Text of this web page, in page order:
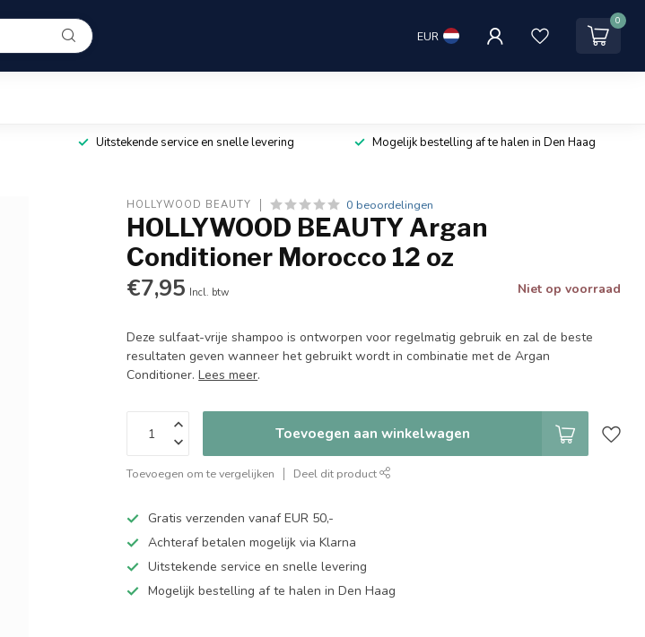
EUR
0
Uitstekende service en snelle levering Mogelijk bestelling af te halen in Den Haag
HOLLYWOOD BEAUTY 0 beoordelingen
HOLLYWOOD BEAUTY Argan
Conditioner Morocco 12 oz
€7,95 Incl. btw Niet op voorraad
Deze sulfaat-vrije shampoo is ontworpen voor regelmatig gebruik en zal de beste
resultaten geven wanneer het gebruikt wordt in combinatie met de Argan
Conditioner.Lees meer.
Toevoegen aan winkelwagen
Toevoegen om te vergelijken Deel dit product
Gratis verzenden vanaf EUR 50,-
Achteraf betalen mogelijk via Klarna
Uitstekende service en snelle levering
Mogelijk bestelling af te halen in Den Haag